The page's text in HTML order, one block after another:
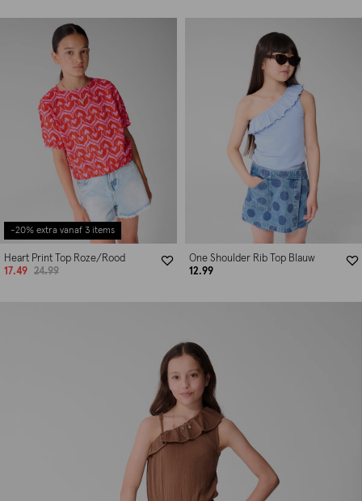
-20% extra vanaf 3 items
Heart Print Top Roze/Rood
17.49
24.99
One Shoulder Rib Top Blauw
12.99